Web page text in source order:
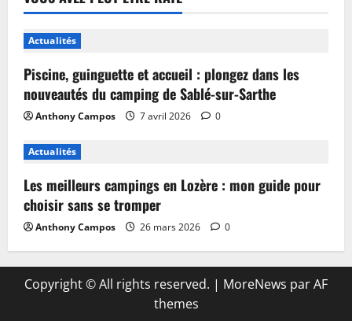
Actualités
Piscine, guinguette et accueil : plongez dans les
nouveautés du camping de Sablé-sur-Sarthe
Anthony Campos 7 avril 2026 0
Actualités
Les meilleurs campings en Lozère : mon guide pour
choisir sans se tromper
Anthony Campos 26 mars 2026 0
Copyright © All rights reserved. | MoreNews par AF
themes